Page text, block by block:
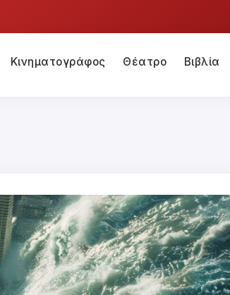
Κινηματογράφος Θέατρο Βιβλία